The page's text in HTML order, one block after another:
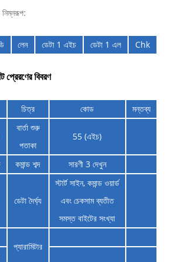
নিম্নরূপ:
লেন ডেটা 1 এইচ ডেটা 1 এল Chk
প্রেরণের বিবরণ
চিত্র কোড মন্তব্য
বার্তা শুরু
পতাকা
55 (এইচ)
কমান্ড শব্দ সারণী 3 দেখুন
ডেটা দৈর্ঘ্য
স্টার্ট সাইন, কমান্ড ওয়ার্ড
এবং চেকসাম ব্যতীত
সমস্ত বাইটের সংখ্যা
প্যারামিটার